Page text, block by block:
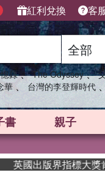
紅利兌換 客
錄 、 The Odyssey 、
華 、 台灣的李登輝時代 、
書 親子
版界指標大獎肯定！